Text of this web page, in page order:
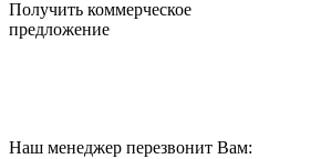
Получить коммерческое
предложение
Наш менеджер перезвонит Вам: